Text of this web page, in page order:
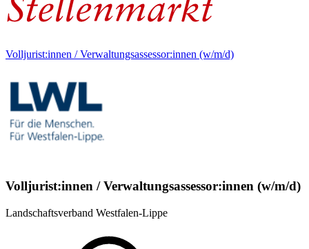
Volljurist:innen / Verwaltungsassessor:innen (w/m/d)
Volljurist:innen / Verwaltungsassessor:innen (w/m/d)
Landschaftsverband Westfalen-Lippe